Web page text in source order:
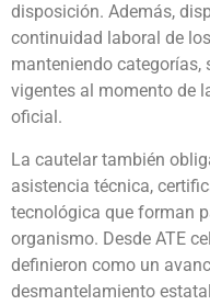
disposición. Además,
continuidad laboral de
manteniendo
vigentes al momento de
oficial.
La cautelar también
asistencia técnica,
tecnológica que forman
organismo. Desde ATE
definieron como un
desmantelamiento